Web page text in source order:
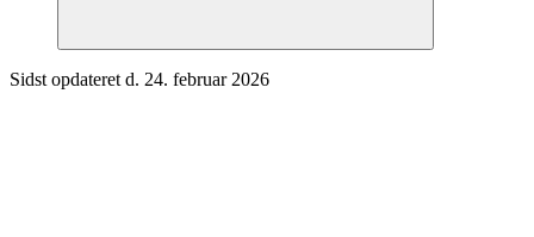
Sidst opdateret d. 24. februar 2026